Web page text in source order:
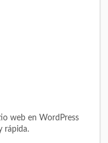
web en WordPress
rápida.